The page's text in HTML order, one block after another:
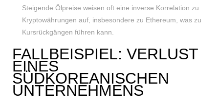
Steigende Ölpreise weisen oft eine inverse Korrelation zu
Kryptowährungen auf, insbesondere zu Ethereum, was zu
Kursrückgängen führen kann.
FALLBEISPIEL: VERLUST
EINES
SÜDKOREANISCHEN
UNTERNEHMENS